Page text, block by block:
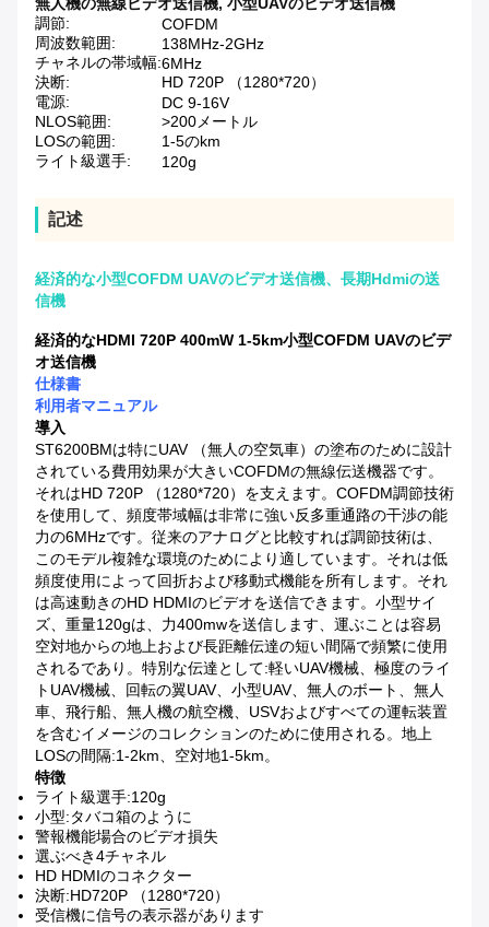
無人機の無線ビデオ送信機, 小型UAVのビデオ送信機
調節:
COFDM
周波数範囲:
138MHz-2GHz
チャネルの帯域幅:6MHz
決断:
HD 720P （1280*720）
電源:
DC 9-16V
NLOS範囲:
>200メートル
LOSの範囲:
1-5のkm
ライト級選手:
120g
記述
経済的な小型COFDM UAVのビデオ送信機、長期Hdmiの送
信機
経済的なHDMI 720P 400mW 1-5km小型COFDM UAVのビデ
オ送信機
仕様書
利用者マニュアル
導入
ST6200BMは特にUAV （無人の空気車）の塗布のために設計
されている費用効果が大きいCOFDMの無線伝送機器です。
それはHD 720P （1280*720）を支えます。COFDM調節技術
を使用して、頻度帯域幅は非常に強い反多重通路の干渉の能
力の6MHzです。従来のアナログと比較すれば調節技術は、
このモデル複雑な環境のためにより適しています。それは低
頻度使用によって回折および移動式機能を所有します。それ
は高速動きのHD HDMIのビデオを送信できます。小型サイ
ズ、重量120gは、力400mwを送信します、運ぶことは容易
空対地からの地上および長距離伝達の短い間隔で頻繁に使用
されるであり。特別な伝達として:軽いUAV機械、極度のライ
トUAV機械、回転の翼UAV、小型UAV、無人のボート、無人
車、飛行船、無人機の航空機、USVおよびすべての運転装置
を含むイメージのコレクションのために使用される。地上
LOSの間隔:1-2km、空対地1-5km。
特徴
ライト級選手:120g
小型:タバコ箱のように
警報機能場合のビデオ損失
選ぶべき4チャネル
HD HDMIのコネクター
決断:HD720P （1280*720）
受信機に信号の表示器があります